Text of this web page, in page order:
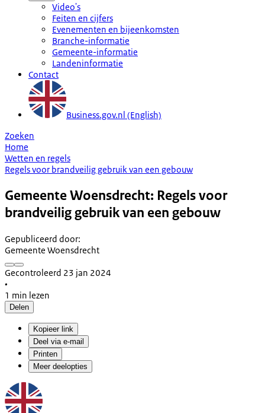
Video's
Feiten en cijfers
Evenementen en bijeenkomsten
Branche-informatie
Gemeente-informatie
Landeninformatie
Contact
Business.gov.nl (English)
Zoeken
Home
Wetten en regels
Regels voor brandveilig gebruik van een gebouw
Gemeente Woensdrecht: Regels voor
brandveilig gebruik van een gebouw
Gepubliceerd door:
Gemeente Woensdrecht
Gecontroleerd 23 jan 2024
•
1 min lezen
Delen
Kopieer link
Deel via e-mail
Printen
Meer deelopties